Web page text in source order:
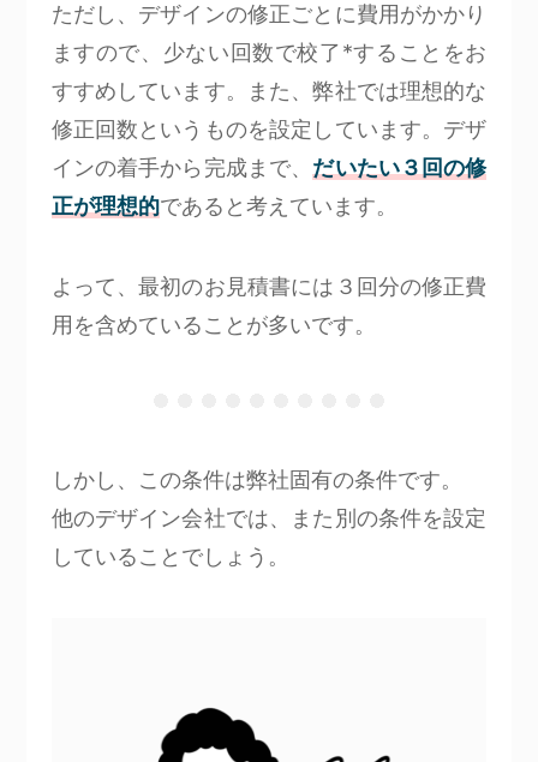
ただし、デザインの修正ごとに費用がかかり
ますので、少ない回数で校了*することをお
すすめしています。また、弊社では理想的な
修正回数というものを設定しています。デザ
インの着手から完成まで、 だいたい３回の修
正が理想的であると考えています。
よって、最初のお見積書には３回分の修正費
用を含めていることが多いです。
しかし、この条件は弊社固有の条件です。
他のデザイン会社では、また別の条件を設定
していることでしょう。